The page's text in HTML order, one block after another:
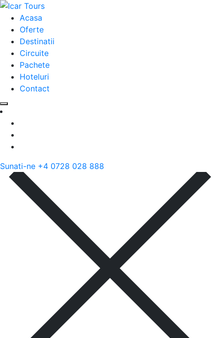
Acasa
Oferte
Destinatii
Circuite
Pachete
Hoteluri
Contact
Sunati-ne +4 0728 028 888